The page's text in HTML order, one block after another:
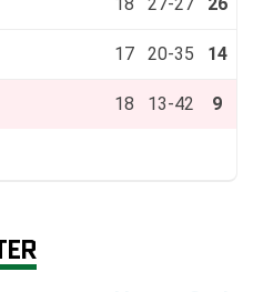
17 20-35 14
18 13-42 9